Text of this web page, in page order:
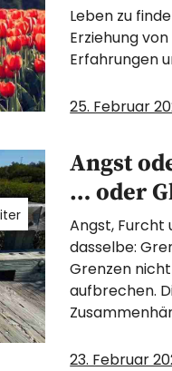
Leben zu
Erziehung
Erfahrungen
25. Februar
Angst
… oder
Angst, Furcht
dasselbe:
Grenzen
aufbrechen.
23. Februar